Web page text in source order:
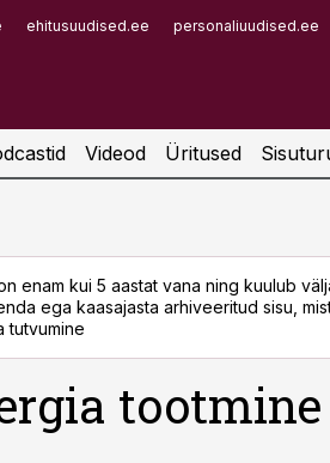
ehitusuudised.ee personaliuudised.ee
Videod Üritused
enam kui 5 aastat vana ning kuulub
ega kaasajasta arhiveeritud sisu,
tutvumine